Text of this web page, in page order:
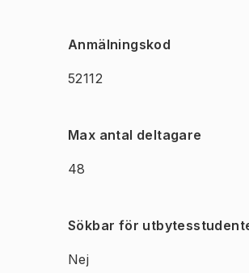
Anmälningskod
52112
Max antal deltagare
48
Sökbar för
Nej